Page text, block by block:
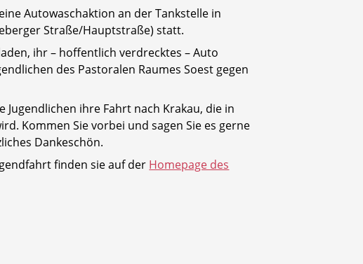
Autowaschaktion an der Tankstelle in
Straße/Hauptstraße) statt.
ihr – hoffentlich verdrecktes – Auto
des Pastoralen Raumes Soest gegen
Jugendlichen ihre Fahrt nach Krakau, die in
Kommen Sie vorbei und sagen Sie es gerne
Dankeschön.
finden sie auf der Homepage des